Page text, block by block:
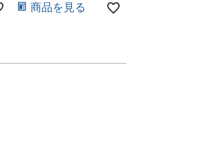
商品を見る